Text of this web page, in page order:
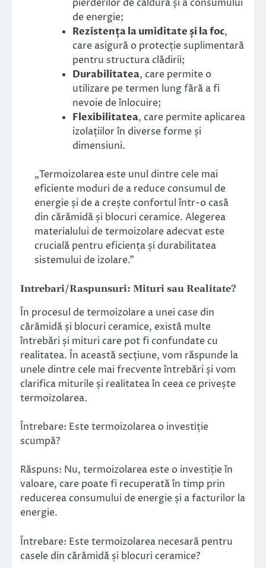
pierderilor de căldură și a consumului
de energie;
Rezistența la umiditate și la foc,
care asigură o protecție suplimentară
pentru structura clădirii;
Durabilitatea, care permite o
utilizare pe termen lung fără a fi
nevoie de înlocuire;
Flexibilitatea, care permite aplicarea
izolațiilor în diverse forme și
dimensiuni.
„Termoizolarea este unul dintre cele mai
eficiente moduri de a reduce consumul de
energie și de a crește confortul într-o casă
din cărămidă și blocuri ceramice. Alegerea
materialului de termoizolare adecvat este
crucială pentru eficiența și durabilitatea
sistemului de izolare.”
Intrebari/Raspunsuri: Mituri sau Realitate?
În procesul de termoizolare a unei case din
cărămidă și blocuri ceramice, există multe
întrebări și mituri care pot fi confundate cu
realitatea. În această secțiune, vom răspunde la
unele dintre cele mai frecvente întrebări și vom
clarifica miturile și realitatea în ceea ce privește
termoizolarea.
Întrebare: Este termoizolarea o investiție
scumpă?
Răspuns: Nu, termoizolarea este o investiție în
valoare, care poate fi recuperată în timp prin
reducerea consumului de energie și a facturilor la
energie.
Întrebare: Este termoizolarea necesară pentru
casele din cărămidă și blocuri ceramice?